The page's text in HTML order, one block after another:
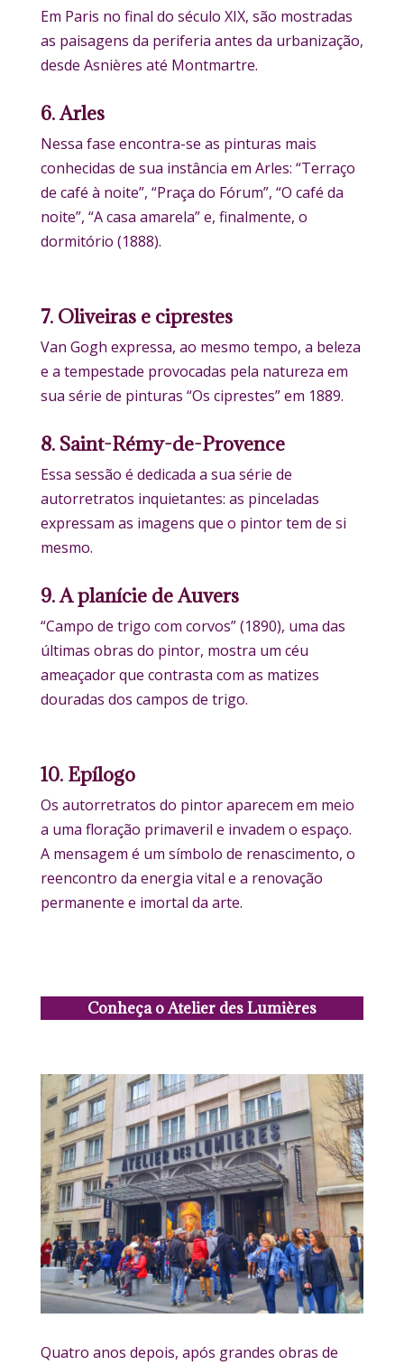
Em Paris no final do século XIX, são mostradas
as paisagens da periferia antes da urbanização,
desde Asnières até Montmartre.
6. Arles
Nessa fase encontra-se as pinturas mais
conhecidas de sua instância em Arles: “Terraço
de café à noite”, “Praça do Fórum”, “O café da
noite”, “A casa amarela” e, finalmente, o
dormitório (1888).
7. Oliveiras e ciprestes
Van Gogh expressa, ao mesmo tempo, a beleza
e a tempestade provocadas pela natureza em
sua série de pinturas “Os ciprestes” em 1889.
8. Saint-Rémy-de-Provence
Essa sessão é dedicada a sua série de
autorretratos inquietantes: as pinceladas
expressam as imagens que o pintor tem de si
mesmo.
9. A planície de Auvers
“Campo de trigo com corvos” (1890), uma das
últimas obras do pintor, mostra um céu
ameaçador que contrasta com as matizes
douradas dos campos de trigo.
10. Epílogo
Os autorretratos do pintor aparecem em meio
a uma floração primaveril e invadem o espaço.
A mensagem é um símbolo de renascimento, o
reencontro da energia vital e a renovação
permanente e imortal da arte.
Conheça o Atelier des Lumières
Quatro anos depois, após grandes obras de